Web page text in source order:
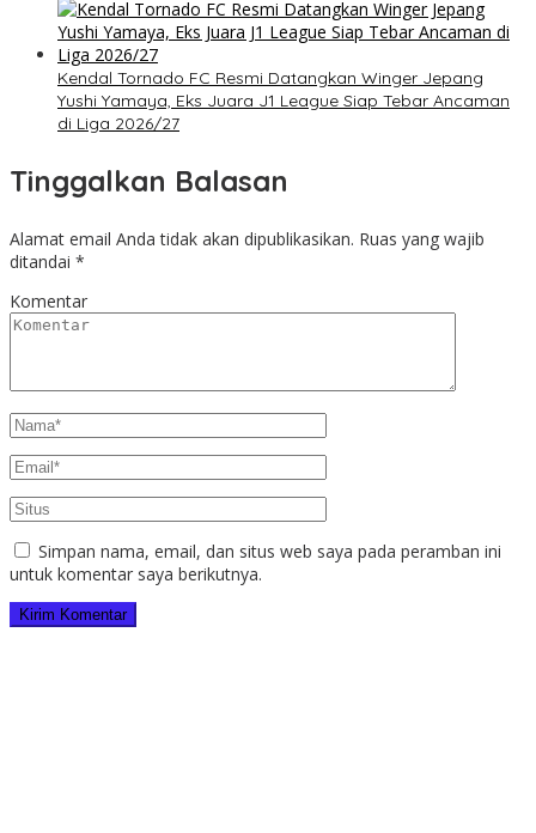
Kendal Tornado FC Resmi Datangkan Winger Jepang
Yushi Yamaya, Eks Juara J1 League Siap Tebar Ancaman
di Liga 2026/27
Tinggalkan Balasan
Alamat email Anda tidak akan dipublikasikan. Ruas yang wajib
ditandai *
Komentar
Simpan nama, email, dan situs web saya pada peramban ini
untuk komentar saya berikutnya.